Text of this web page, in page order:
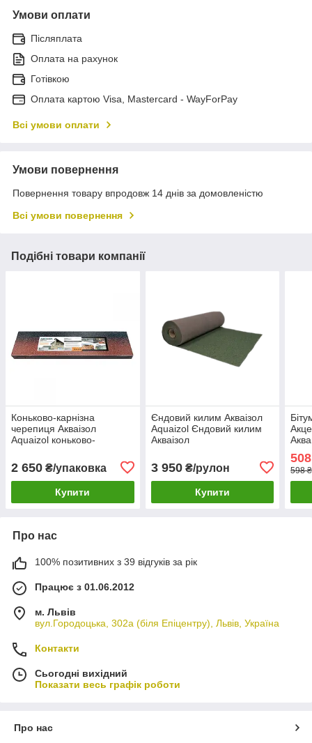
Умови оплати
Післяплата
Оплата на рахунок
Готівкою
Оплата картою Visa, Mastercard - WayForPay
Всі умови оплати
Умови повернення
Повернення товару впродовж 14 днів за домовленістю
Всі умови повернення
Подібні товари компанії
Коньково-карнізна
черепиця Акваізол
Aquaizol коньково-
Акваізол
2 650 ₴/упаковка
Купити
Єндовий килим Акваізол
Aquaizol Єндовий килим
Акваізол
3 950₴/рулон
Купити
598
Про нас
100% позитивних з 39 відгуків за рік
Працює з 01.06.2012
м. Львів
вул.Городоцька, 302а (біля Епіцентру), Львів, Україна
Контакти
Сьогодні вихідний
Показати весь графік роботи
Про нас